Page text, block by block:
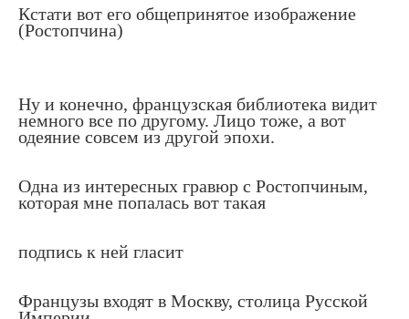
Кстати вот его общепринятое изображение
(Ростопчина)
Ну и конечно, французская библиотека видит
немного все по другому. Лицо тоже, а вот
одеяние совсем из другой эпохи.
Одна из интересных гравюр с Ростопчиным,
которая мне попалась вот такая
подпись к ней гласит
Французы входят в Москву, столица Русской